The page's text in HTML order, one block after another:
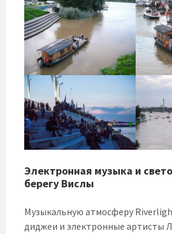
Электронная музыка и
берегу Вислы
Музыкальную атмосферу
диджеи и электронные артисты